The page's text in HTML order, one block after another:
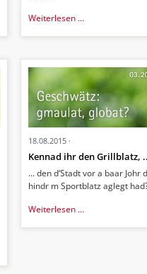
Weiterlesen …Putzade
18.08.2015
Kennad ihr den Grillblatz,
... den d‘Stadt vor a baar Johr
hindr m Sportblatz aglegt
Weiterlesen …Kennad